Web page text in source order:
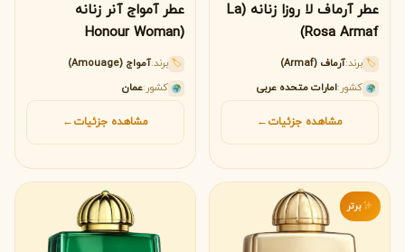
عطر آرماف لا روزا زنانه (La
Rosa Armaf)
🏷 برند:آرماف (Armaf)
کشور:امارات متحده عربی
مشاهده جزئیات←
عطر آمواج آنر زنانه
(Honour Woman
Amouage)🏷 برند:آمواج (Amouage)
کشور:عمان
مشاهده جزئیات←
برتر